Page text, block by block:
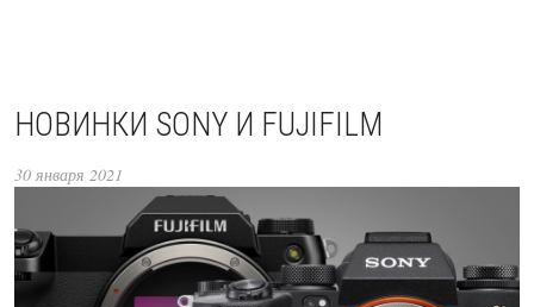
НОВИНКИ SONY И FUJIFILM
30 января 2021